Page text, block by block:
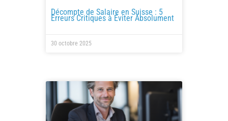
Décompte de Salaire en Suisse : 5
Erreurs Critiques à Éviter Absolument
30 octobre 2025